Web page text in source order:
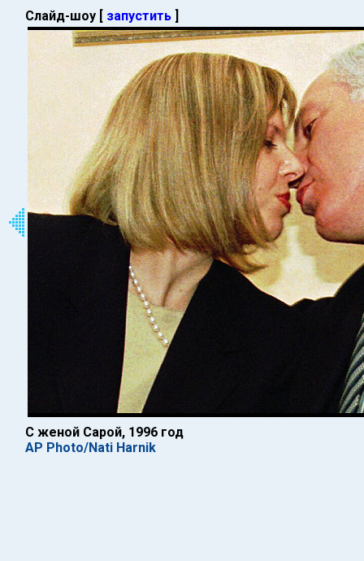
Слайд-шоу [ запустить ]
С женой Сарой, 1996 год
AP Photo/Nati Harnik